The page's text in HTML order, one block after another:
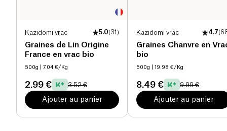
Kazidomi vrac 5.0(31 )
Graines de Lin Origine
France en vrac bio
500g | 7.04 €/Kg
2.99 € 3.52 €
Ajouter au panier
Kazidomi vrac 4.7(
Graines Chanvre en
bio
500g | 19.98 €/Kg
8.49 € 9.99 €
Ajouter au panier